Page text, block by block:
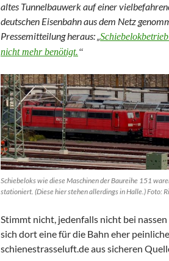
altes Tunnelbauwerk auf einer
deutschen Eisenbahn aus dem Netz
Pressemitteilung heraus: „
nicht mehr benötigt.“
Schiebeloks wie diese Maschinen der Baureihe 151
stationiert. (Diese hier stehen allerdings in Halle.) Foto:
Stimmt nicht, jedenfalls nicht bei
sich dort eine für die Bahn eher
schienestrasseluft.de aus sicheren